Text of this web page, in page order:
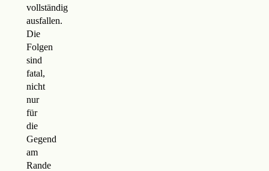
vollständig
ausfallen.
Die
Folgen
sind
fatal,
nicht
nur
für
die
Gegend
am
Rande